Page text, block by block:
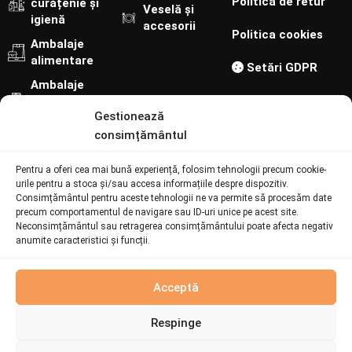
Gestionează
consimțământul
Pentru a oferi cea mai bună experiență, folosim tehnologii precum cookie-
urile pentru a stoca și/sau accesa informațiile despre dispozitiv.
Consimțământul pentru aceste tehnologii ne va permite să procesăm date
precum comportamentul de navigare sau ID-uri unice pe acest site.
Neconsimțământul sau retragerea consimțământului poate afecta negativ
anumite caracteristici și funcții.
Acceptă
Respinge
curățenie și
igienă
Ambalaje
alimentare
Ambalaje
Veselă și
accesorii
Politica cookies
Setări GDPR
Urmărește-ne pe:
Contact
073 094 6692
online@batiatus.ro
Șoseaua București - Urziceni 259, Afumați 901003
MCreative
Produs
comandă